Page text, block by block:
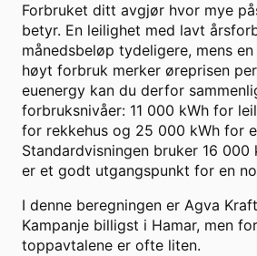
Forbruket ditt avgjør hvor mye
betyr. En leilighet med lavt
månedsbeløp tydeligere, mens
høyt forbruk merker øreprisen
euenergy kan du derfor
forbruksnivåer: 11 000 kWh for
for rekkehus og 25 000 kWh for
Standardvisningen bruker 16 000
er et godt utgangspunkt for en
I denne beregningen er Agva Kraft
Kampanje billigst i Hamar, men
toppavtalene er ofte liten.